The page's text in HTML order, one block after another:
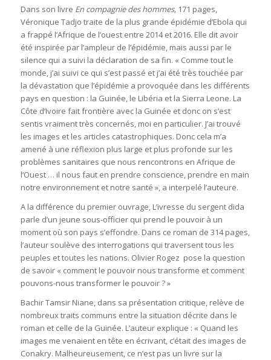
Dans son livre En compagnie des hommes, 171 pages,
Véronique Tadjo traite de la plus grande épidémie d’Ebola qui
a frappé l’Afrique de l’ouest entre 2014 et 2016. Elle dit avoir
été inspirée par l’ampleur de l’épidémie, mais aussi par le
silence qui a suivi la déclaration de sa fin. « Comme tout le
monde, j’ai suivi ce qui s’est passé et j’ai été très touchée par
la dévastation que l’épidémie a provoquée dans les différents
pays en question : la Guinée, le Libéria et la Sierra Leone. La
Côte d’Ivoire fait frontière avec la Guinée et donc on s’est
sentis vraiment très concernés, moi en particulier. J’ai trouvé
les images et les articles catastrophiques. Donc cela m’a
amené à une réflexion plus large et plus profonde sur les
problèmes sanitaires que nous rencontrons en Afrique de
l’Ouest … il nous faut en prendre conscience, prendre en main
notre environnement et notre santé », a interpelé l’auteure.
A la différence du premier ouvrage, L’ivresse du sergent dida
parle d’un jeune sous-officier qui prend le pouvoir à un
moment où son pays s’effondre. Dans ce roman de 314 pages,
l’auteur soulève des interrogations qui traversent tous les
peuples et toutes les nations. Olivier Rogez pose la question
de savoir « comment le pouvoir nous transforme et comment
pouvons-nous transformer le pouvoir ? »
Bachir Tamsir Niane, dans sa présentation critique, relève de
nombreux traits communs entre la situation décrite dans le
roman et celle de la Guinée. L’auteur explique : « Quand les
images me venaient en tête en écrivant, c’était des images de
Conakry. Malheureusement, ce n’est pas un livre sur la